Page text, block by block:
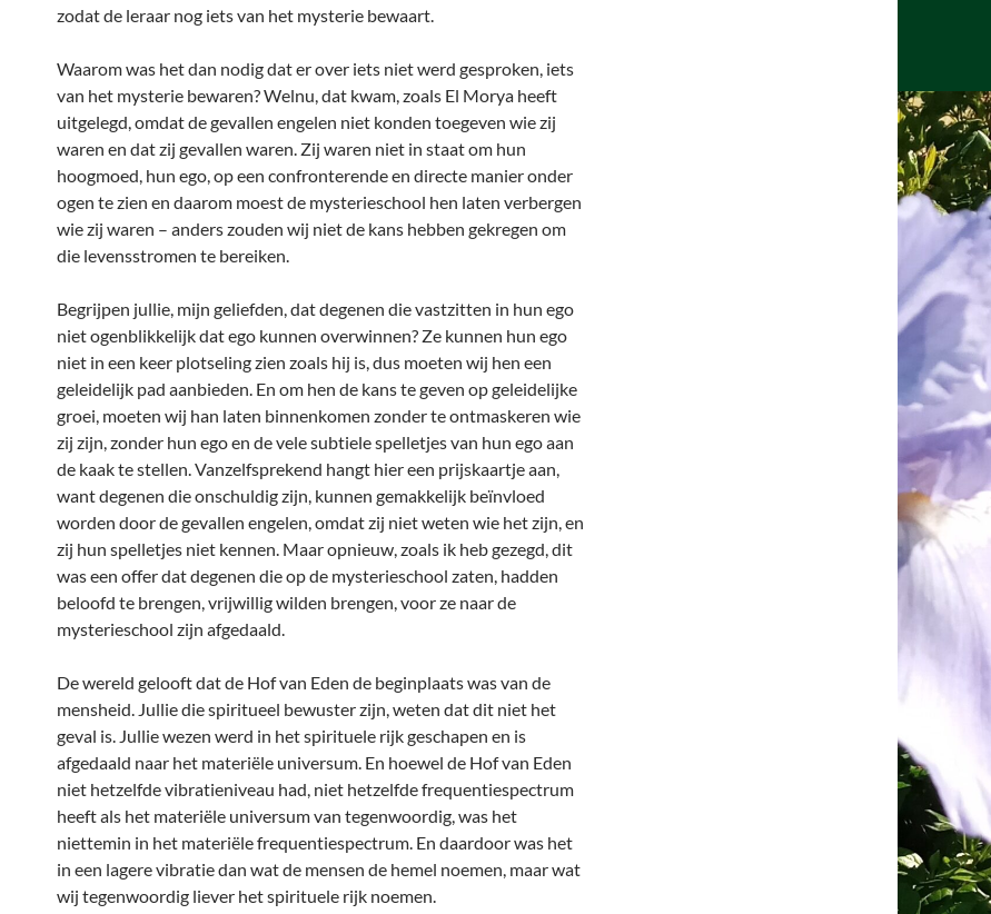
zodat de leraar nog iets van het mysterie bewaart.
Waarom was het dan nodig dat er over iets niet werd gesproken, iets
van het mysterie bewaren? Welnu, dat kwam, zoals El Morya heeft
uitgelegd, omdat de gevallen engelen niet konden toegeven wie zij
waren en dat zij gevallen waren. Zij waren niet in staat om hun
hoogmoed, hun ego, op een confronterende en directe manier onder
ogen te zien en daarom moest de mysterieschool hen laten verbergen
wie zij waren – anders zouden wij niet de kans hebben gekregen om
die levensstromen te bereiken.
Begrijpen jullie, mijn geliefden, dat degenen die vastzitten in hun ego
niet ogenblikkelijk dat ego kunnen overwinnen? Ze kunnen hun ego
niet in een keer plotseling zien zoals hij is, dus moeten wij hen een
geleidelijk pad aanbieden. En om hen de kans te geven op geleidelijke
groei, moeten wij han laten binnenkomen zonder te ontmaskeren wie
zij zijn, zonder hun ego en de vele subtiele spelletjes van hun ego aan
de kaak te stellen. Vanzelfsprekend hangt hier een prijskaartje aan,
want degenen die onschuldig zijn, kunnen gemakkelijk beïnvloed
worden door de gevallen engelen, omdat zij niet weten wie het zijn, en
zij hun spelletjes niet kennen. Maar opnieuw, zoals ik heb gezegd, dit
was een offer dat degenen die op de mysterieschool zaten, hadden
beloofd te brengen, vrijwillig wilden brengen, voor ze naar de
mysterieschool zijn afgedaald.
De wereld gelooft dat de Hof van Eden de beginplaats was van de
mensheid. Jullie die spiritueel bewuster zijn, weten dat dit niet het
geval is. Jullie wezen werd in het spirituele rijk geschapen en is
afgedaald naar het materiële universum. En hoewel de Hof van Eden
niet hetzelfde vibratieniveau had, niet hetzelfde frequentiespectrum
heeft als het materiële universum van tegenwoordig, was het
niettemin in het materiële frequentiespectrum. En daardoor was het
in een lagere vibratie dan wat de mensen de hemel noemen, maar wat
wij tegenwoordig liever het spirituele rijk noemen.